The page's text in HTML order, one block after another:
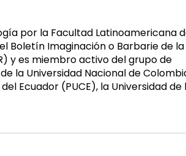
por la Facultad Latinoamericana
Boletín Imaginación o Barbarie de la
y es miembro activo del grupo de
la Universidad Nacional de
Ecuador (PUCE), la Universidad de